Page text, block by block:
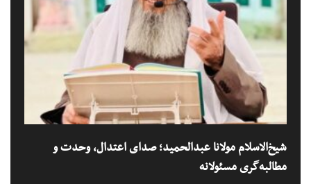
شیخ‌الاسلام مولانا عبدالحمید؛ صدای اعتدال، وحدت و
مطالبه‌گری مسئولانه